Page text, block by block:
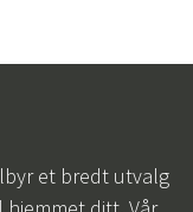
et bredt utvalg